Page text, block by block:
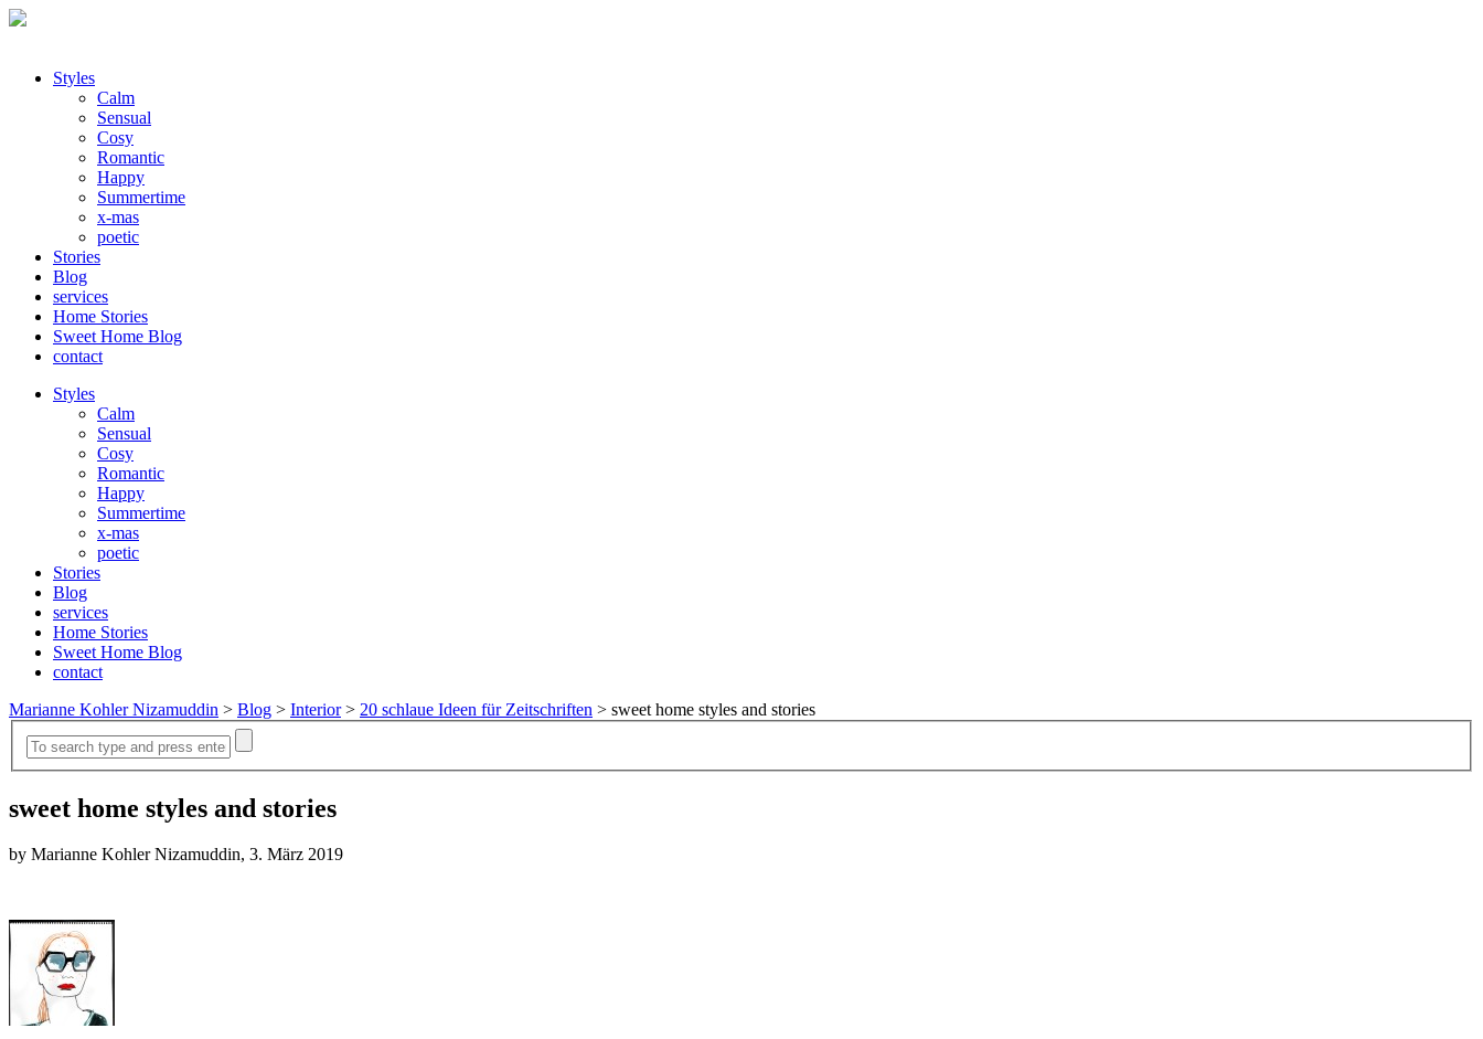
Styles
Calm
Sensual
Cosy
Romantic
Happy
Summertime
x-mas
poetic
Stories
Blog
services
Home Stories
Sweet Home Blog
contact
Styles
Calm
Sensual
Cosy
Romantic
Happy
Summertime
x-mas
poetic
Stories
Blog
services
Home Stories
Sweet Home Blog
contact
Marianne Kohler Nizamuddin > Blog > Interior> 20 schlaue Ideen für Zeitschriften > sweet home styles and stories
sweet home styles and stories
by Marianne Kohler Nizamuddin, 3. März 2019